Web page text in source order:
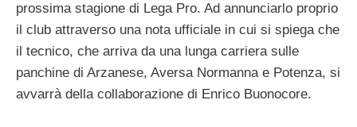
prossima stagione di Lega Pro. Ad annunciarlo proprio
il club attraverso una nota ufficiale in cui si spiega che
il tecnico, che arriva da una lunga carriera sulle
panchine di Arzanese, Aversa Normanna e Potenza, si
avvarrà della collaborazione di Enrico Buonocore.